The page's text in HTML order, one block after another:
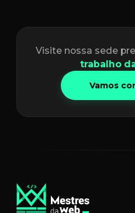
Visite nossa sede
trabalho
Vamos